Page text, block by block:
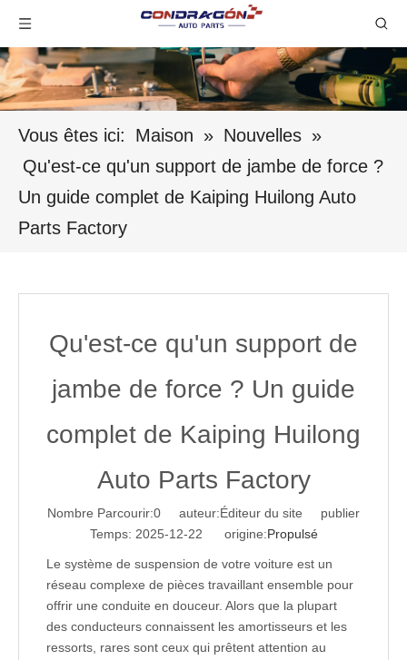
Vous êtes ici: Maison » Nouvelles »
Qu'est-ce qu'un support de jambe de force ?
Un guide complet de Kaiping Huilong Auto
Parts Factory
Qu'est-ce qu'un support de
jambe de force ? Un guide
complet de Kaiping Huilong
Auto Parts Factory
Nombre Parcourir:0 auteur:Éditeur du site publier
Temps: 2025-12-22 origine:Propulsé
Le système de suspension de votre voiture est un
réseau complexe de pièces travaillant ensemble pour
offrir une conduite en douceur. Alors que la plupart
des conducteurs connaissent les amortisseurs et les
ressorts, rares sont ceux qui prêtent attention au